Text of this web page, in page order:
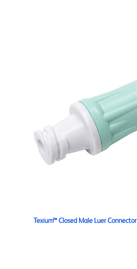
Texium™ Closed Male Luer Connector